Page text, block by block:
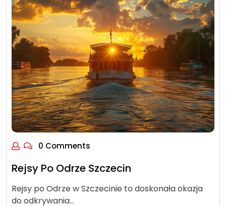
0 Comments
Rejsy Po Odrze Szczecin
Rejsy po Odrze w Szczecinie to doskonała okazja
do odkrywania…